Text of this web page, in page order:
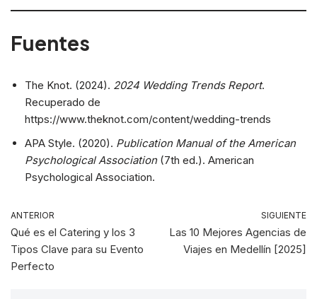
Fuentes
The Knot. (2024). 2024 Wedding Trends Report.
Recuperado de
https://www.theknot.com/content/wedding-trends
APA Style. (2020). Publication Manual of the American
Psychological Association(7th ed.). American
Psychological Association.
ANTERIOR
Qué es el Catering y los 3
Tipos Clave para su Evento
Perfecto
SIGUIENTE
Las 10 Mejores Agencias de
Viajes en Medellín [2025]